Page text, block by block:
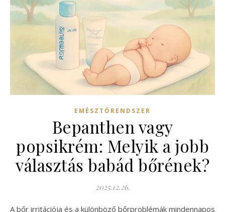
EMÉSZTŐRENDSZER
Bepanthen vagy
popsikrém: Melyik a jobb
választás babád bőrének?
2025.12.26.
A bőr irritációja és a különböző bőrproblémák mindennapos